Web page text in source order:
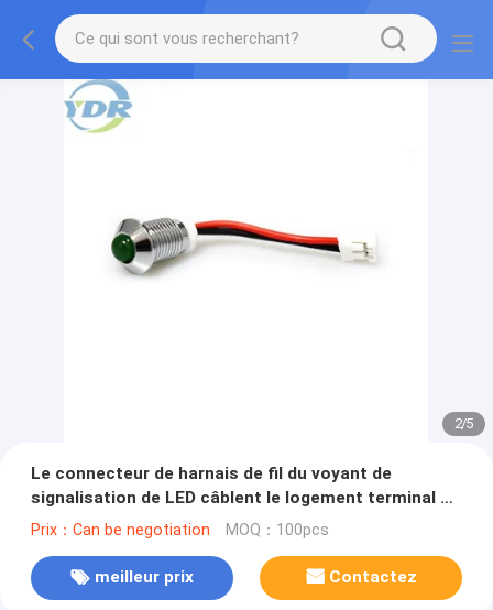
2/5
Le connecteur de harnais de fil du voyant de
signalisation de LED câblent le logement terminal de
XHP-2 XH2.5
Prix：Can be negotiation MOQ：100pcs
meilleur prix Contactez